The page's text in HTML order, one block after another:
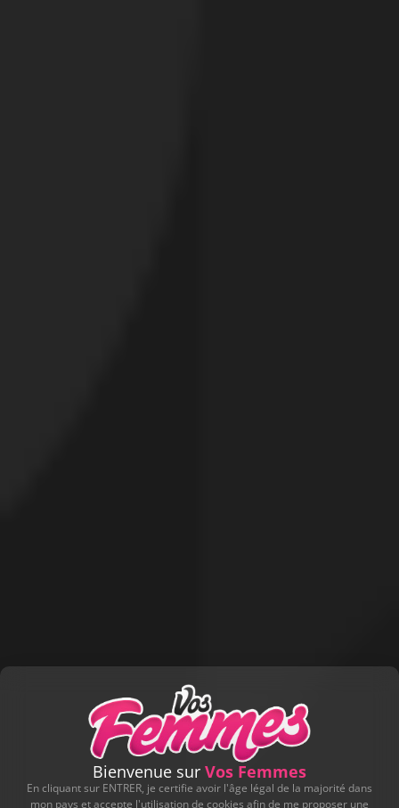
Bienvenue sur Vos Femmes
En cliquant sur ENTRER, je certifie avoir l'âge légal de la majorité dans
mon pays et accepte l'utilisation de cookies afin de me proposer une